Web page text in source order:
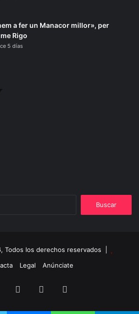
a fer un Manacor millor», per
Rigo
5 días
Todos los derechos reservados |
Legal Anúnciate
FacebookTwitter YouTube